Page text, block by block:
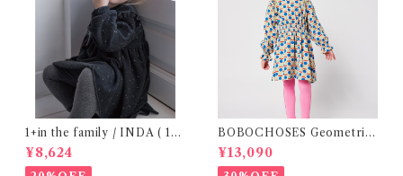
1+in the family / INDA ( 12-
48m )
¥8,624
BOBOCHOSES Geometric
Scacs all over dress / 4-8Y
¥13,090